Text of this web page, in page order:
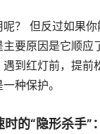
呢？ 但反过如果
主要原因是它顺应
遇到红灯前，提前
种保护。
时的“隐形杀手”